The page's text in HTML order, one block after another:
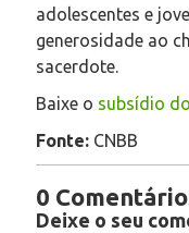
adolescentes e
generosidade ao
sacerdote.
Baixe o subsídio
Fonte: CNBB
0
Deixe o seu